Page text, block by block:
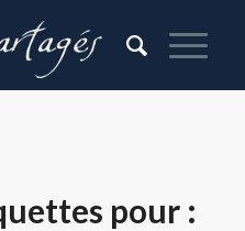
pour :